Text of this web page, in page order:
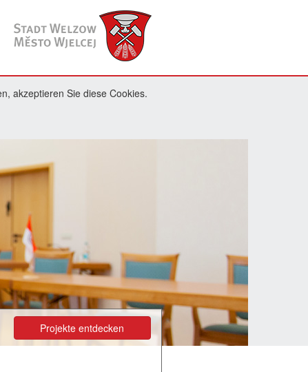
akzeptieren Sie diese Cookies.
Projekte entdecken